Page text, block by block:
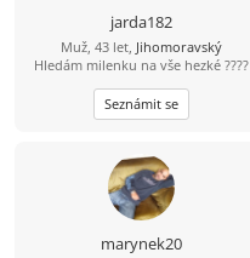
jarda182
Muž, 43 let, Jihomoravský
Hledám milenku na vše hezké ????
Seznámit se
marynek20